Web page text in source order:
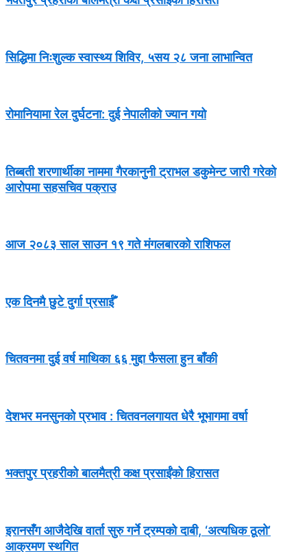
सिद्धिमा निःशुल्क स्वास्थ्य शिविर, ५सय २८ जना लाभान्वित
रोमानियामा रेल दुर्घटना: दुई नेपालीको ज्यान गयो
तिब्बती शरणार्थीका नाममा गैरकानुनी ट्राभल डकुमेन्ट जारी गरेको
आरोपमा सहसचिव पक्राउ
आज २०८३ साल साउन १९ गते मंगलबारको राशिफल
एक दिनमै छुटे दुर्गा प्रसाईँ
चितवनमा दुई वर्ष माथिका ६६ मुद्दा फैसला हुन बाँकी
देशभर मनसुनको प्रभाव : चितवनलगायत धेरै भूभागमा वर्षा
भक्तपुर प्रहरीको बालमैत्री कक्ष प्रसाईंको हिरासत
इरानसँग आजैदेखि वार्ता सुरु गर्ने ट्रम्पको दाबी, ‘अत्यधिक ठूलो’
आक्रमण स्थगित